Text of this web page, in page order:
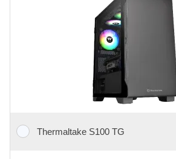
Thermaltake S100 TG